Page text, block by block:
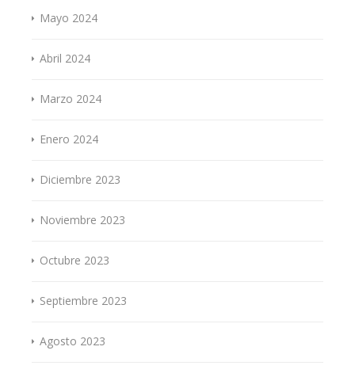
Mayo 2024
Abril 2024
Marzo 2024
Enero 2024
Diciembre 2023
Noviembre 2023
Octubre 2023
Septiembre 2023
Agosto 2023